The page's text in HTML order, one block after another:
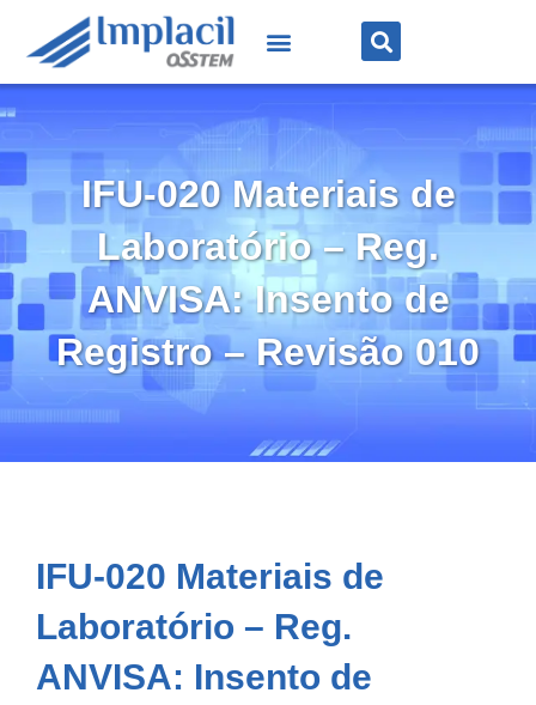
IFU-020 Materiais de
Laboratório – Reg.
ANVISA: Insento de
Registro – Revisão 010
IFU-020 Materiais de
Laboratório – Reg.
ANVISA: Insento de